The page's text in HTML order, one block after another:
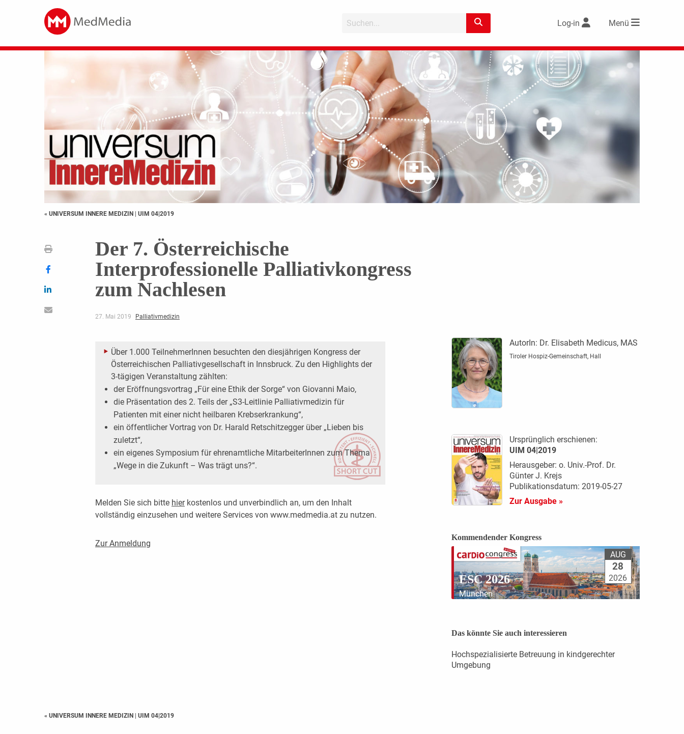
Log-in Menü
« UNIVERSUM INNERE MEDIZIN | UIM 04|2019
Der 7. Österreichische
Interprofessionelle Palliativkongress
zum Nachlesen
27. Mai 2019 Palliativmedizin
Über 1.000 TeilnehmerInnen besuchten den diesjährigen Kongress der
Österreichischen Palliativgesellschaft in Innsbruck. Zu den Highlights der
3-tägigen Veranstaltung zählten:
der Eröffnungsvortrag „Für eine Ethik der Sorge“ von Giovanni Maio,
die Präsentation des 2. Teils der „S3-Leitlinie Palliativmedizin für
Patienten mit einer nicht heilbaren Krebserkrankung“,
ein öffentlicher Vortrag von Dr. Harald Retschitzegger über „Lieben bis
zuletzt“,
ein eigenes Symposium für ehrenamtliche MitarbeiterInnen zum Thema
„Wege in die Zukunft – Was trägt uns?“.
Melden Sie sich bitte hierkostenlos und unverbindlich an, um den Inhalt
vollständig einzusehen und weitere Services von www.medmedia.at zu nutzen.
Zur Anmeldung
AutorIn: Dr. Elisabeth Medicus, MAS
Tiroler Hospiz-Gemeinschaft, Hall
Ursprünglich erschienen:
UIM 04|2019
Herausgeber: o. Univ.-Prof. Dr.
Günter J. Krejs
Publikationsdatum: 2019-05-27
Zur Ausgabe »
Kommendender Kongress
ESC 2026
München
AUG
28
2026
Das könnte Sie auch interessieren
Hochspezialisierte Betreuung in kindgerechter
Umgebung
« UNIVERSUM INNERE MEDIZIN | UIM 04|2019